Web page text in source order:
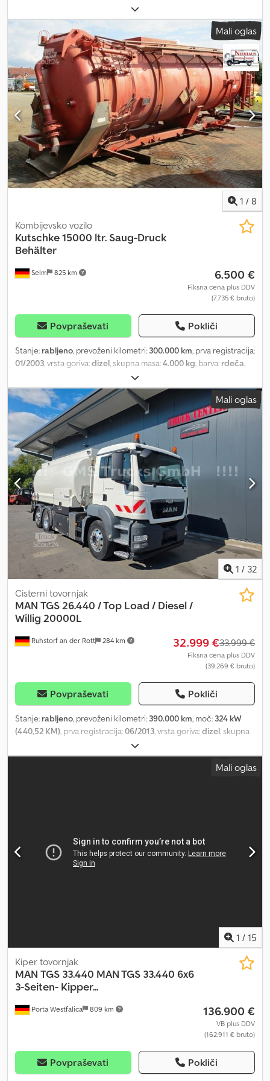
retarder, vrsta prenosa:
emisijski razred:Euro 6, dolžina tovornega prostora:4.650 mm,
širina tovornega prostora:
2.380 mm
, višina nakladalnega prostora:
1.050 mm, Oprema:žerjav, Dvigalka: retarder, klima, Bordmatik,
priklop za prikolico, dvigalo Hiab 244-5, letnik 2008, 5 iztezkov z
linijo za grabež. Vzmetenje: listnate vzmeti. Credpfxjyvxpcj Akcef
Mali oglas
1 / 8
Selm 825 km
Kombijevsko vozilo
Kutschke 15000 ltr. Saug-Druck
Behälter
6.500 €
Fiksna cena plus DDV
(7.735 € bruto)
Povpraševati Pokliči
Stanje: rabljeno, prevoženi kilometri: 300.000 km, prva registracija:
01/2003, vrsta goriva:dizel, skupna masa:4.000 kg, barva: rdeča,
, vzmetenje:
suction-pressure tank, with subframe, hydraulic lid opener, and lid
locking mechanism. Discharge piston has been removed and is
not included. Only the tank is offered, without vacuum or
hydraulic pump. Wall thickness approx. 4 mm. Crjdpfxjudzais Akcef
Non-binding offer – subject to prior sale and changes. Sale is
made excluding any warranty. All information provided without
guarantee!
Mali oglas
1 / 32
Ruhstorf an der Rott 284 km
Cisterni tovornjak
MAN TGS 26.440 / Top Load / Diesel /
Willig 20000L
32.999 €33.999 €
Fiksna cena plus DDV
(39.269 € bruto)
Povpraševati Pokliči
Stanje: rabljeno, prevoženi kilometri: 390.000 km, moč: 324 kW
(440,52 KM), prva registracija:06/2013, vrsta goriva:dizel, skupna
retarder, vrsta prenosa:
emisijski razred:Euro 5, prostornina tovornega prostora:20 m³,
, MAN TGS 26.440 EZ: km
financiranje ali leasing Prodaja EU: neto po predložitvi
podjetniških dokumentov in davčne/VAT številke Kavcija za DDV
2000 € Govorimo angleško Govorimo srbsko-hrvaško Naše
Mali oglas
1 / 15
Porta Westfalica 809 km
Kiper tovornjak
MAN TGS 33.440 MAN TGS 33.440 6x6
3-Seiten- Kipper...
136.900 €
VB plus DDV
(162.911 € bruto)
Povpraševati Pokliči